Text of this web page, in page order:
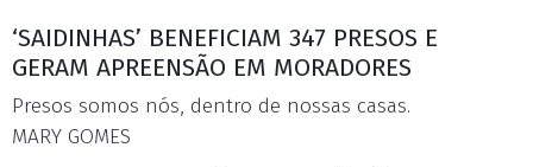
‘SAIDINHAS’ BENEFICIAM 347 PRESOS E
GERAM APREENSÃO EM MORADORES
Presos somos nós, dentro de nossas casas.
MARY GOMES